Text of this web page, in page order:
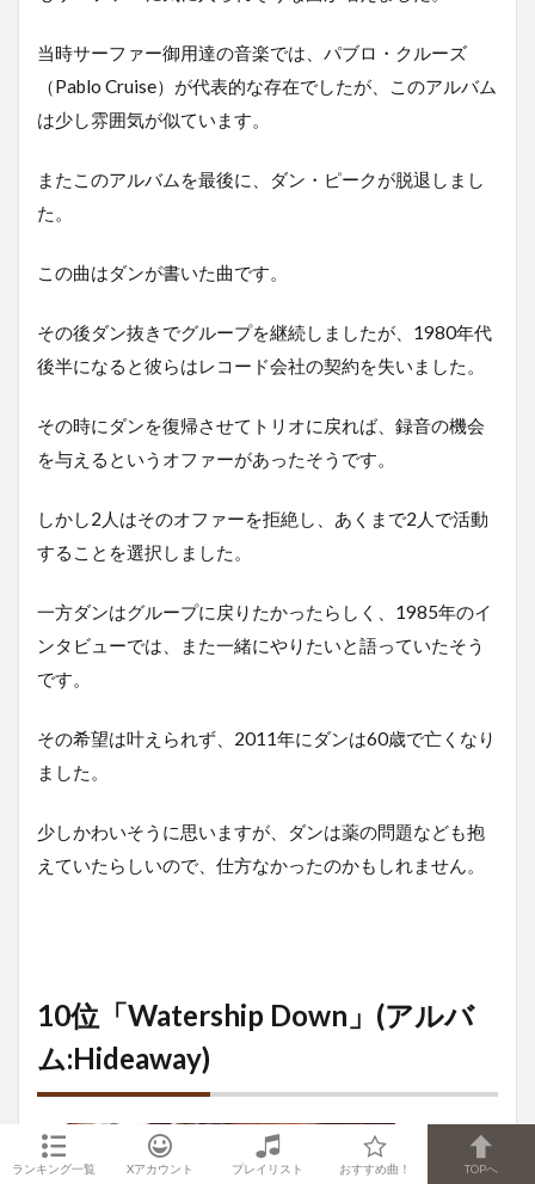
当時サーファー御用達の音楽では、パブロ・クルーズ
（Pablo Cruise）が代表的な存在でしたが、このアルバム
は少し雰囲気が似ています。
またこのアルバムを最後に、ダン・ピークが脱退しまし
た。
この曲はダンが書いた曲です。
その後ダン抜きでグループを継続しましたが、1980年代
後半になると彼らはレコード会社の契約を失いました。
その時にダンを復帰させてトリオに戻れば、録音の機会
を与えるというオファーがあったそうです。
しかし2人はそのオファーを拒絶し、あくまで2人で活動
することを選択しました。
一方ダンはグループに戻りたかったらしく、1985年のイ
ンタビューでは、また一緒にやりたいと語っていたそう
です。
その希望は叶えられず、2011年にダンは60歳で亡くなり
ました。
少しかわいそうに思いますが、ダンは薬の問題なども抱
えていたらしいので、仕方なかったのかもしれません。
10位「Watership Down」(アルバ
ム:Hideaway)
ランキング一覧 Xアカウント プレイリスト おすすめ曲！ TOPへ